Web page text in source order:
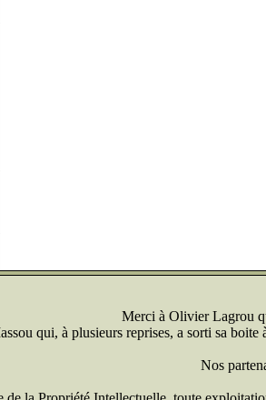
Merci à Olivier Lagrou
qui, à plusieurs reprises, a sorti sa
Nos